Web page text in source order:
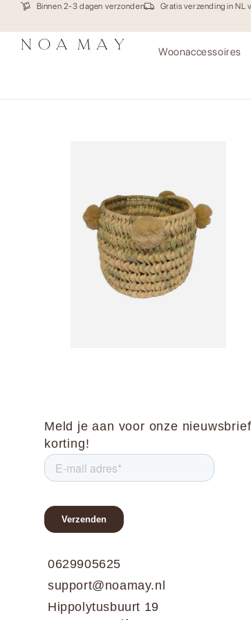
Binnen 2-3 dagen verzonden Gratis verzending in NL
Woonaccessoires
Meld je aan voor onze
korting!
0629905625
support@noamay.nl
Hippolytusbuurt 19